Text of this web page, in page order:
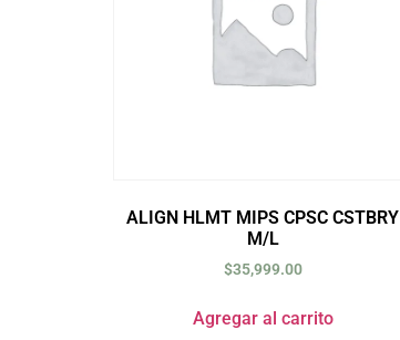
ALIGN HLMT MIPS CPSC CSTBRY
M/L
$35,999.00
Agregar al carrito